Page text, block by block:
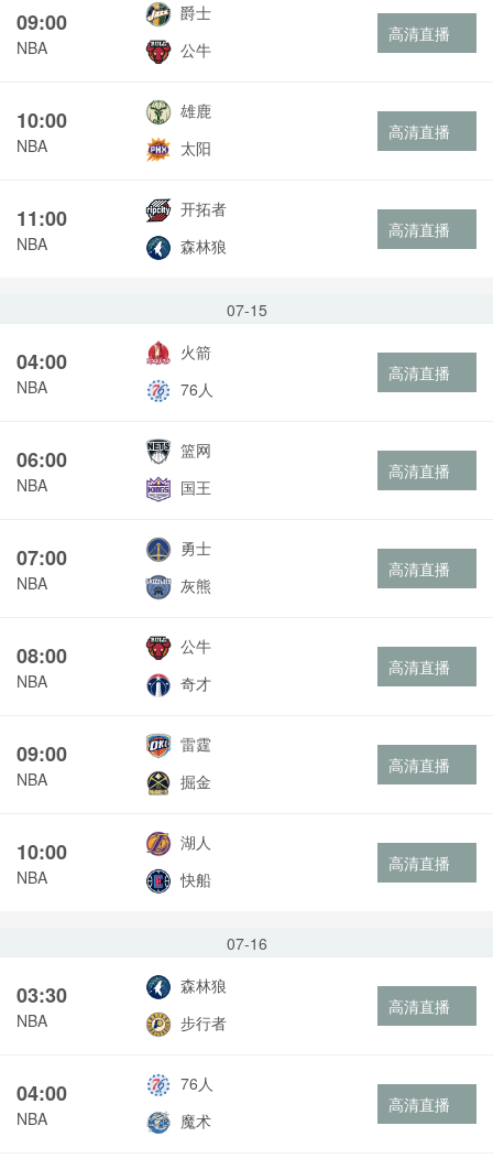
09:00
NBA
爵士
公牛
高清直播
10:00
NBA
雄鹿
太阳
高清直播
11:00
NBA
开拓者
森林狼
高清直播
07-15
04:00
NBA
火箭
76人
高清直播
06:00
NBA
篮网
国王
高清直播
07:00
NBA
勇士
灰熊
高清直播
08:00
NBA
公牛
奇才
高清直播
09:00
NBA
雷霆
掘金
高清直播
10:00
NBA
湖人
快船
高清直播
07-16
03:30
NBA
森林狼
步行者
高清直播
04:00
NBA
76人
魔术
高清直播